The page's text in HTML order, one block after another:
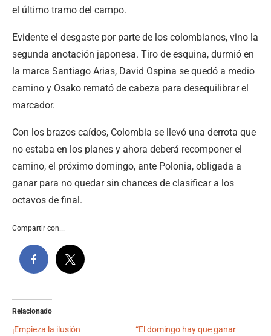
el último tramo del campo.
Evidente el desgaste por parte de los colombianos, vino la
segunda anotación japonesa. Tiro de esquina, durmió en
la marca Santiago Arias, David Ospina se quedó a medio
camino y Osako remató de cabeza para desequilibrar el
marcador.
Con los brazos caídos, Colombia se llevó una derrota que
no estaba en los planes y ahora deberá recomponer el
camino, el próximo domingo, ante Polonia, obligada a
ganar para no quedar sin chances de clasificar a los
octavos de final.
Compartir con...
Relacionado
¡Empieza la ilusión “El domingo hay que ganar